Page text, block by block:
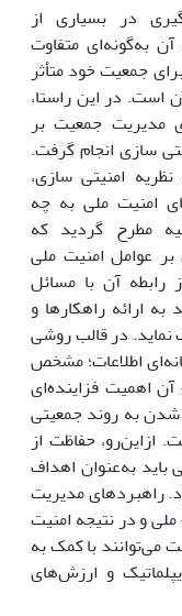
در بسیاری از
به‌گونه‌ای متفاوت
جمعیت خود متأثر
است. در این راستا،
مدیریت جمعیت بر
سازی انجام گرفت.
امنیتی سازی،
امنیت ملی به چه
مطرح گردید که
عوامل امنیت ملی
رابطه آن با مسائل
ارائه راهکارها و
در قالب روشی
اطلاعات؛ مشخص
اهمیت فزاینده‌ای
به روند جمعیتی
ازاین‌رو، حفاظت از
به‌عنوان اهداف
راهبردهای مدیریت
و در نتیجه امنیت
می‌توانند با کمک به
و ارزش‌های